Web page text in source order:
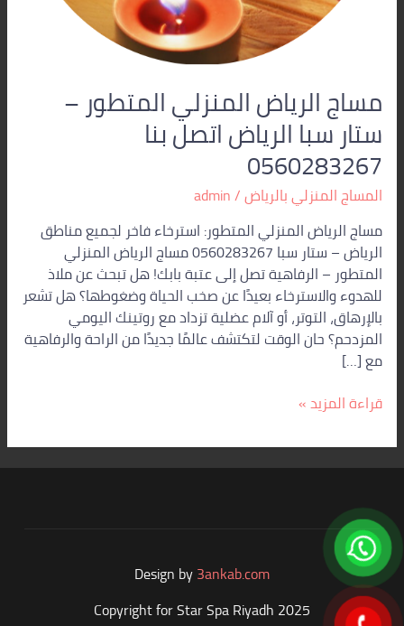
مساج الرياض المنزلي المتطور –
ستار سبا الرياض اتصل بنا
0560283267
المساج المنزلي بالرياض/
admin
مساج الرياض المنزلي المتطور: استرخاء فاخر لجميع مناطق
الرياض – ستار سبا 0560283267 مساج الرياض المنزلي
المتطور – الرفاهية تصل إلى عتبة بابك! هل تبحث عن ملاذ
للهدوء والاسترخاء بعيدًا عن صخب الحياة وضغوطها؟ هل تشعر
بالإرهاق، التوتر، أو آلام عضلية تزداد مع روتينك اليومي
المزدحم؟ حان الوقت لتكتشف عالمًا جديدًا من الراحة والرفاهية
مع […]
قراءة المزيد »
Design by3ankab.com
Copyright for Star Spa Riyadh 2025